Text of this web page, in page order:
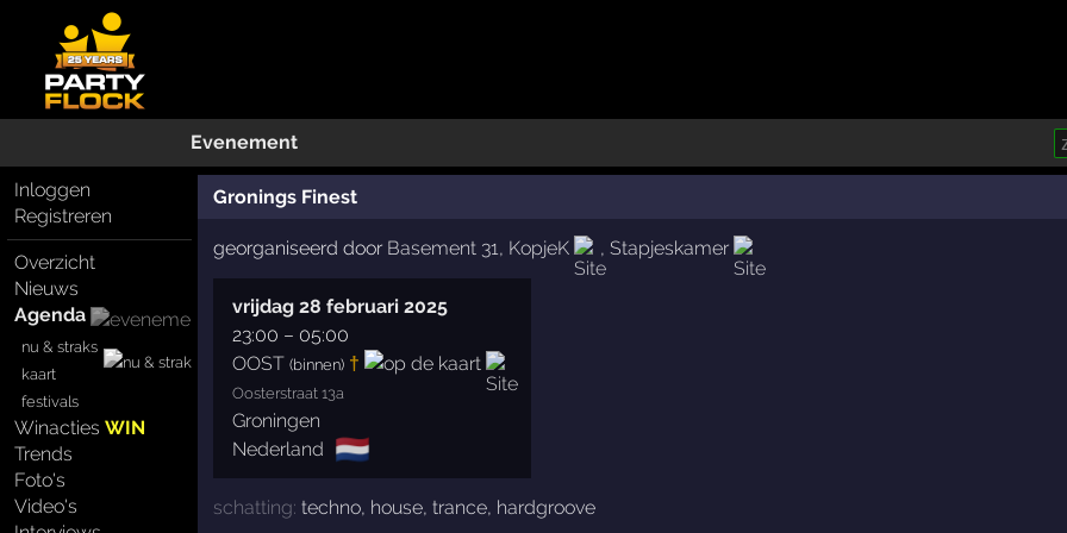
Evenement
Inloggen
Registreren
Overzicht
Nieuws
Agenda
nu & straks
kaart
festivals
WinactiesWIN
Trends
Foto's
Video's
Gronings Finest
georganiseerd door Basement 31, KopjeK , Stapjeskamer
vrijdag 28 februari 2025
23:00 – 05:00
OOST (binnen) †
Oosterstraat 13a
Groningen
Nederland 🇳🇱
schatting: techno, house, trance, hardgroove